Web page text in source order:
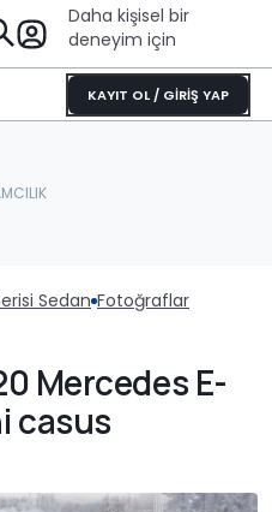
Daha kişisel bir
deneyim için
KAYIT OL / GİRİŞ YAP
Sedan Fotoğraflar
Mercedes E-
casus